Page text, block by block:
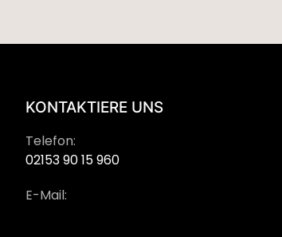
KONTAKTIERE UNS
Telefon:
02153 90 15 960
E-Mail: